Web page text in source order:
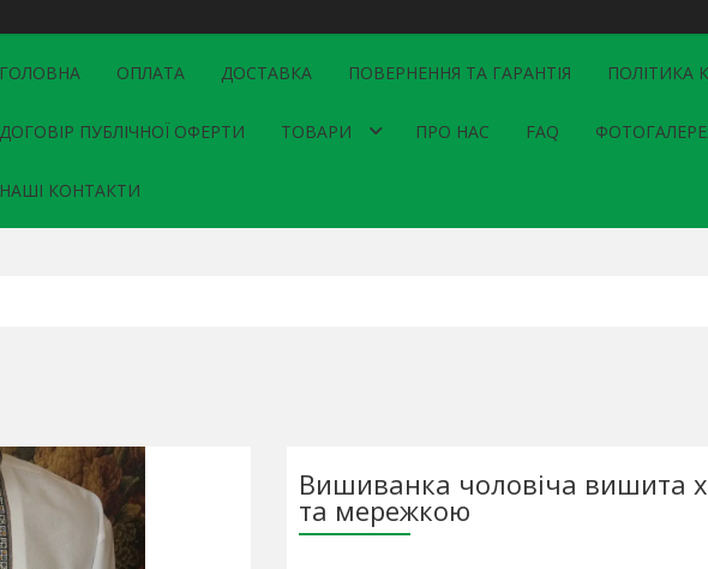
ГОЛОВНА ОПЛАТА ДОСТАВКА ПОВЕРНЕННЯ ТА ГАРАНТІЯ ПОЛІТИКА
ДОГОВІР ПУБЛІЧНОЇ ОФЕРТИ ТОВАРИ ПРО НАС FAQ
НАШІ КОНТАКТИ
Вишиванка чоловіча вишита
та мережкою